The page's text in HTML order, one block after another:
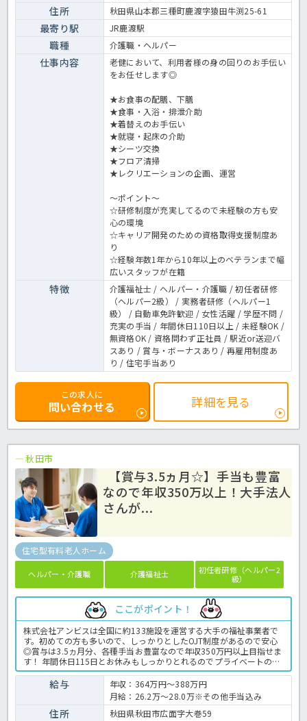
住所 秋田県山本郡三種町鹿渡字猿田牛渕25-61
最寄り駅 JR鹿渡駅
職種 介護職・ヘルパー
仕事内容
老健において、利用者様の身の回りのお手伝い
をお任せします◎
★お食事の配膳、下膳
★食事・入浴・排泄介助
★着替えのお手伝い
★就寝・起床の介助
★シーツ交換
★フロア清掃
★レクリエーションの企画、運営
～ポイント～
☆研修制度が充実してるので未経験の方も安
心の環境
☆キャリア開発のための資格取得支援制度あ
り
☆経験年数1年から10年以上のベテランまで幅
広いスタッフが在籍
特徴
介護福祉士 / ヘルパー・介護職 / 初任者研修
（ヘルパー2級） / 実務者研修（ヘルパー1
級） / 自動車免許歓迎 / 女性活躍 / 学歴不問 /
充実の手当 / 年間休日110日以上 / 未経験OK /
無資格OK / 資格問わず正社員 / 駅近or送迎バ
スあり / 賞与・ボーナスあり / 再雇用制度あ
り / 住宅手当あり
この求人に
問い合わせる 詳細を見る
秋田市
【賞与3.5ヵ月☆】手当も豊富
なので年収350万以上！大手法人
さんが...
住宅型有料老人ホーム
ヘルパー・介護職 介護福祉士
初任者研修（ヘルパー2
級）
ここがポイント！
株式会社アンビスは全国に約133施設を運営する大手の福祉事業者で
す。初めての方も多いので、しっかりとしたOJT制度があるので安心
◎賞与は3.5ヵ月分、各種手当お豊富なので年収350万円以上目指せま
す！ 年間休日115日とお休みもしっかりとれるのでプライベートの時
間もしっかり確保★看護師さんが24時間常駐しているのも安心！経
験、資格がある方でお給料アップ、医療提供の施設での介護に挑戦し
たい方は、お早めにご相談ください！ 有料老人ホームでの介護業務全
般です。 ＜介護職 正職員 有料老人ホームの求人＞
給与
年収：364万円～388万円
月給：26.2万～28.0万※その他手当込み
住所 秋田県秋田市広面字大巻59